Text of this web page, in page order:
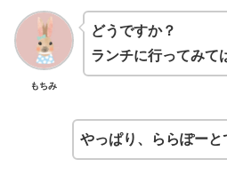
もちみ
どうですか？
ランチに行ってみて
やっぱり、ららぽーと